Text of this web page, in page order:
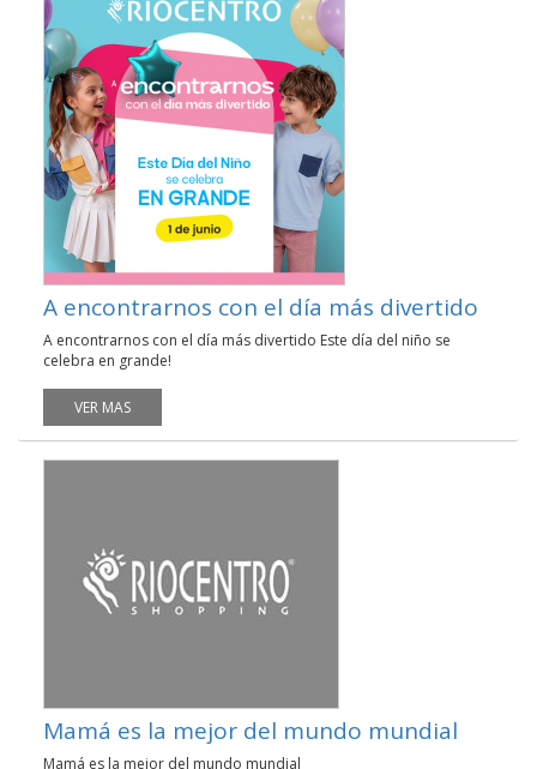
A encontrarnos con el día más divertido
A encontrarnos con el día más divertido Este día del niño se
celebra en grande!
VER MAS
Mamá es la mejor del mundo mundial
Mamá es la mejor del mundo mundial